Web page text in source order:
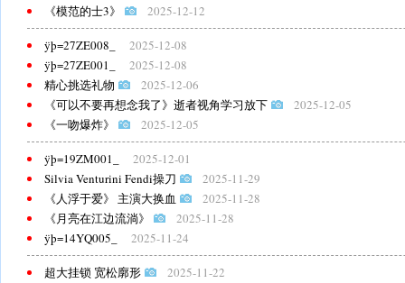
《模范的士3》
2025-12-12
ÿþ=27ZE008_
2025-12-08
ÿþ=27ZE001_
2025-12-08
精心挑选礼物
2025-12-06
《可以不要再想念我了》逝者视角学习放下
2025-12-05
《一吻爆炸》
2025-12-05
ÿþ=19ZM001_
2025-12-01
Silvia Venturini Fendi操刀
2025-11-29
《人浮于爱》 主演大换血
2025-11-28
《月亮在江边流淌》
2025-11-28
ÿþ=14YQ005_
2025-11-24
超大挂锁 宽松廓形
2025-11-22